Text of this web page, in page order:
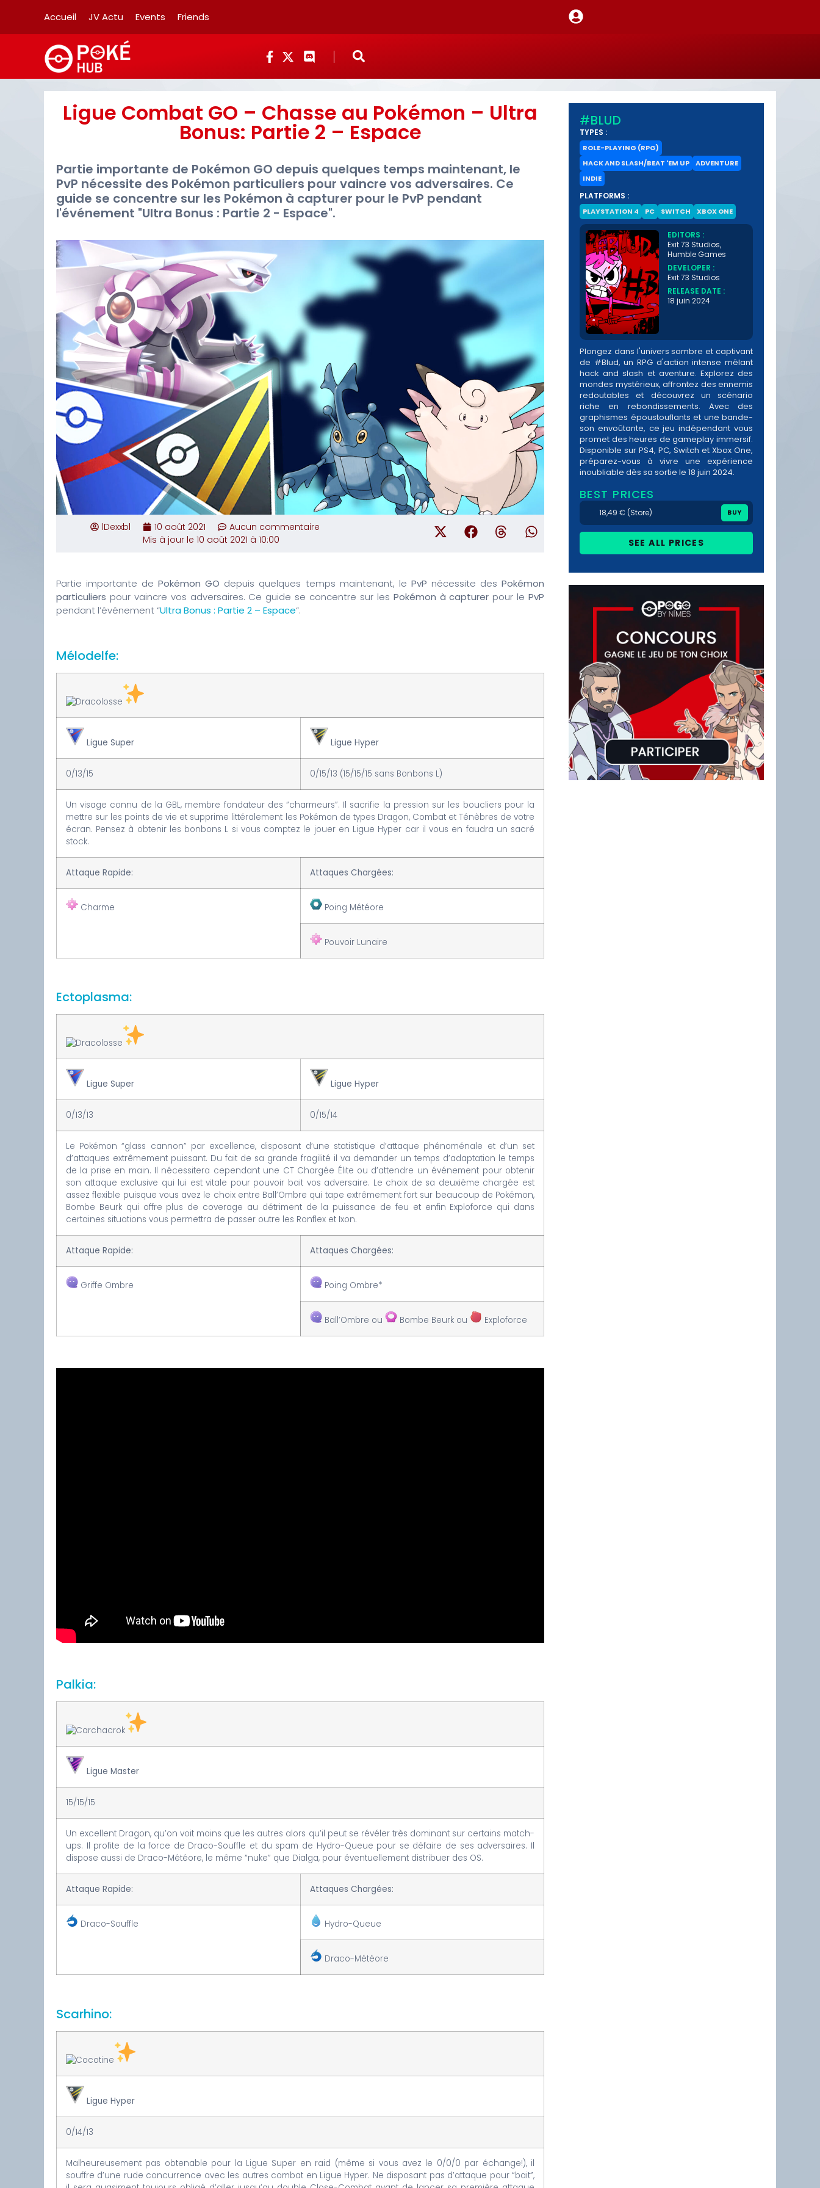
Accueil JV Actu Events Friends
Ligue Combat GO – Chasse au Pokémon – Ultra
Bonus: Partie 2 – Espace
Partie importante de Pokémon GO depuis quelques temps maintenant, le
PvP nécessite des Pokémon particuliers pour vaincre vos adversaires. Ce
guide se concentre sur les Pokémon à capturer pour le PvP pendant
l'événement "Ultra Bonus : Partie 2 - Espace".
lDexxbl 10 août 2021
Aucun commentaire
Mis à jour le 10 août 2021 à 10:00
Partie importante dePokémon GO depuis quelques temps maintenant, le PvP nécessite desPokémon
particuliers pour vaincre vos adversaires. Ce guide se concentre sur les Pokémon à capturer pour le PvP
pendant l’événement “Ultra Bonus : Partie 2 – Espace“.
Mélodelfe:
Ligue Super Ligue Hyper
0/13/15 0/15/13 (15/15/15 sans Bonbons L)
Un visage connu de la GBL, membre fondateur des “charmeurs”. Il sacrifie la pression sur les boucliers pour la
mettre sur les points de vie et supprime littéralement les Pokémon de types Dragon, Combat et Ténèbres de votre
écran. Pensez à obtenir les bonbons L si vous comptez le jouer en Ligue Hyper car il vous en faudra un sacré
stock.
Attaque Rapide: Attaques Chargées:
Charme Poing Météore
Pouvoir Lunaire
Ectoplasma:
Ligue Super Ligue Hyper
0/13/13 0/15/14
Le Pokémon “glass cannon” par excellence, disposant d’une statistique d’attaque phénoménale et d’un set
d’attaques extrêmement puissant. Du fait de sa grande fragilité il va demander un temps d’adaptation le temps
de la prise en main. Il nécessitera cependant une CT Chargée Élite ou d’attendre un événement pour obtenir
son attaque exclusive qui lui est vitale pour pouvoir bait vos adversaire. Le choix de sa deuxième chargée est
assez flexible puisque vous avez le choix entre Ball’Ombre qui tape extrêmement fort sur beaucoup de Pokémon,
Bombe Beurk qui offre plus de coverage au détriment de la puissance de feu et enfin Exploforce qui dans
certaines situations vous permettra de passer outre les Ronflex et Ixon.
Attaque Rapide: Attaques Chargées:
Griffe Ombre Poing Ombre*
Ball’Ombre ou Bombe Beurk ou Exploforce
Palkia:
Ligue Master
15/15/15
Un excellent Dragon, qu’on voit moins que les autres alors qu’il peut se révéler très dominant sur certains match-
ups. Il profite de la force de Draco-Souffle et du spam de Hydro-Queue pour se défaire de ses adversaires. Il
dispose aussi de Draco-Météore, le même “nuke” que Dialga, pour éventuellement distribuer des OS.
Attaque Rapide: Attaques Chargées:
Draco-Souffle Hydro-Queue
Draco-Météore
Scarhino:
Ligue Hyper
0/14/13
Malheureusement pas obtenable pour la Ligue Super en raid (même si vous avez le 0/0/0 par échange!), il
souffre d’une rude concurrence avec les autres combat en Ligue Hyper. Ne disposant pas d’attaque pour “bait”,
#BLUD
TYPES :
ROLE-PLAYING (RPG)
HACK AND SLASH/BEAT 'EM UP
ADVENTURE
INDIE
PLATFORMS :
PLAYSTATION 4 PC SWITCH XBOX ONE
EDITORS :
Exit 73 Studios,
Humble Games
DEVELOPER :
Exit 73 Studios
RELEASE DATE :
18 juin 2024
Plongez dans l'univers sombre et captivant
de #Blud, un RPG d'action intense mêlant
hack and slash et aventure. Explorez des
mondes mystérieux, affrontez des ennemis
redoutables et découvrez un scénario
riche en rebondissements. Avec des
graphismes époustouflants et une bande-
son envoûtante, ce jeu indépendant vous
promet des heures de gameplay immersif.
Disponible sur PS4, PC, Switch et Xbox One,
préparez-vous à vivre une expérience
inoubliable dès sa sortie le 18 juin 2024.
BEST PRICES
18,49 € (Store) BUY
SEE ALL PRICES